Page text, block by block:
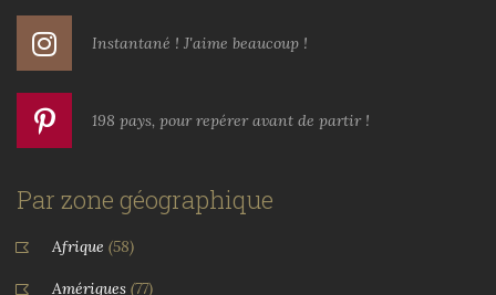
Instantané ! J'aime beaucoup !
198 pays, pour repérer avant de partir !
Par zone géographique
Afrique (58)
Amériques (77)